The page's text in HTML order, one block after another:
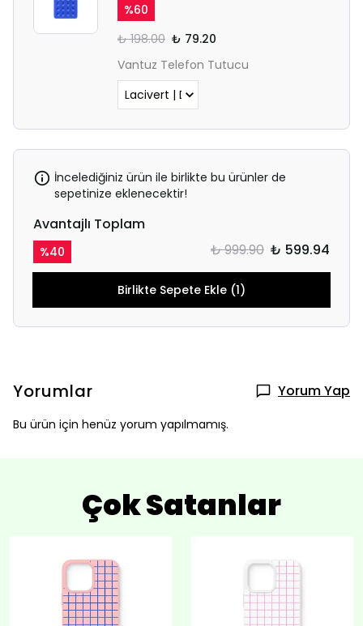
%60
₺ 198.00 ₺ 79.20
Vantuz Telefon Tutucu
İncelediğiniz ürün ile birlikte bu ürünler de
sepetinize eklenecektir!
Avantajlı Toplam
%40 ₺ 999.90 ₺ 599.94
Birlikte Sepete Ekle (1)
Yorumlar Yorum Yap
Bu ürün için henüz yorum yapılmamış.
Çok Satanlar